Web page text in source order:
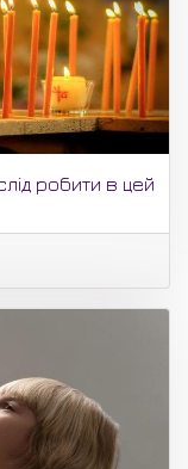
робити в цей